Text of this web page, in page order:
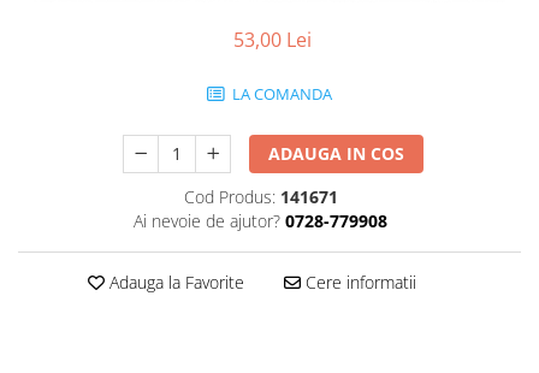
53,00 Lei
LA COMANDA
ADAUGA IN COS
Cod Produs: 141671
Ai nevoie de ajutor? 0728-779908
Adauga la Favorite Cere informatii